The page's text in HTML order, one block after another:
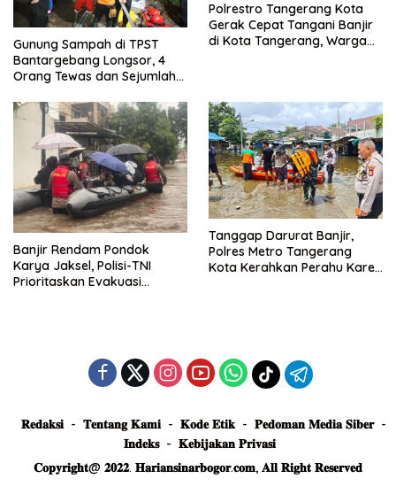
Gunung Sampah di TPST
Bantargebang Longsor, 4
Orang Tewas dan Sejumlah
Polrestro Tangerang Kota
Gerak Cepat Tangani Banjir
di Kota Tangerang, Warga
Banjir Rendam Pondok
Karya Jaksel, Polisi-TNI
Prioritaskan Evakuasi
Tanggap Darurat Banjir,
Polres Metro Tangerang
Kota Kerahkan Perahu Karet
𝐑𝐞𝐝𝐚𝐤𝐬𝐢 𝐓𝐞𝐧𝐭𝐚𝐧𝐠 𝐊𝐚𝐦𝐢 𝐊𝐨𝐝𝐞 𝐄𝐭𝐢𝐤
𝐏𝐞𝐝𝐨𝐦𝐚𝐧 𝐌𝐞𝐝𝐢𝐚 𝐒𝐢𝐛𝐞𝐫
𝐈𝐧𝐝𝐞𝐤𝐬
𝐊𝐞𝐛𝐢𝐣𝐚𝐤𝐚𝐧 𝐏𝐫𝐢𝐯𝐚𝐬𝐢
𝐂𝐨𝐩𝐲𝐫𝐢𝐠𝐡𝐭@ 𝟐𝟎𝟐𝟐. 𝐇𝐚𝐫𝐢𝐚𝐧𝐬𝐢𝐧𝐚𝐫𝐛𝐨𝐠𝐨𝐫.𝐜𝐨𝐦, 𝐀𝐥𝐥 𝐑𝐢𝐠𝐡𝐭 𝐑𝐞𝐬𝐞𝐫𝐯𝐞𝐝